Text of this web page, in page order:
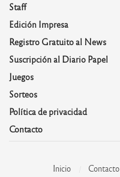
Staff
Edición Impresa
Registro Gratuito al News
Suscripción al Diario Papel
Juegos
Sorteos
Política de privacidad
Contacto
Inicio Contacto